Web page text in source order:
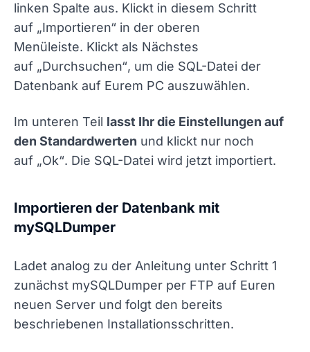
linken Spalte aus. Klickt in diesem Schritt
auf „Importieren“ in der oberen
Menüleiste. Klickt als Nächstes
auf „Durchsuchen“, um die SQL-Datei der
Datenbank auf Eurem PC auszuwählen.
Im unteren Teil lasst Ihr die Einstellungen auf
den Standardwerten und klickt nur noch
auf „Ok“. Die SQL-Datei wird jetzt importiert.
Importieren der Datenbank mit
mySQLDumper
Ladet analog zu der Anleitung unter Schritt 1
zunächst mySQLDumper per FTP auf Euren
neuen Server und folgt den bereits
beschriebenen Installationsschritten.